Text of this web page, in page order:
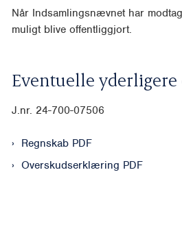
Når Indsamlingsnævnet har
muligt blive offentliggjort.
Eventuelle
J.nr. 24-700-07506
Regnskab PDF
Overskudserklæring PDF